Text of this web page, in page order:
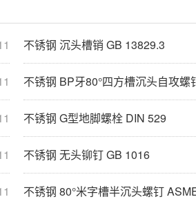
不锈钢 沉头槽销 GB 13829.3
不锈钢 BP牙80°四方槽沉头自攻螺钉 ASME/
不锈钢 G型地脚螺栓 DIN 529
不锈钢 无头铆钉 GB 1016
不锈钢 80°米字槽半沉头螺钉 ASME/